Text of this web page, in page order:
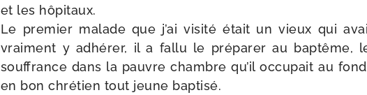
et les hôpitaux.
Le pre­mier malade que j’ai visi­té était un vieux qui
vrai­ment y adhé­rer, il a fal­lu le pré­pa­rer au bap­tême,
souf­france dans la pauvre chambre qu’il occu­pait au
en bon chré­tien tout jeune baptisé.